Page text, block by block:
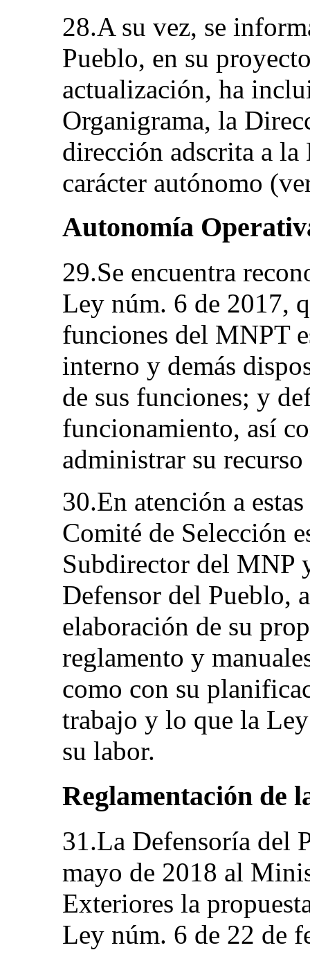
28.A su vez, se
Pueblo, en su
actualización, ha
Organigrama, la
dirección adscrita a la
carácter autónomo
Autonomía
29.Se encuentra
Ley núm. 6 de 2017,
funciones del MNPT
interno y demás
de sus funciones; y
funcionamiento, así
administrar su
30.En atención a
Comité de Selección
Subdirector del MNP
Defensor del Pueblo,
elaboración de su
reglamento y
como con su
trabajo y lo que la
su labor.
Reglamentación de
31.La Defensoría del
mayo de 2018 al
Exteriores la
Ley núm. 6 de 22 de